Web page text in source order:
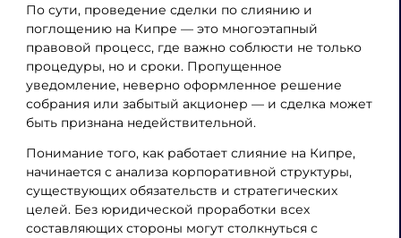
По сути, проведение сделки по слиянию и
поглощению на Кипре — это многоэтапный
правовой процесс, где важно соблюсти не только
процедуры, но и сроки. Пропущенное
уведомление, неверно оформленное решение
собрания или забытый акционер — и сделка может
быть признана недействительной.
Понимание того, как работает слияние на Кипре,
начинается с анализа корпоративной структуры,
существующих обязательств и стратегических
целей. Без юридической проработки всех
составляющих стороны могут столкнуться с